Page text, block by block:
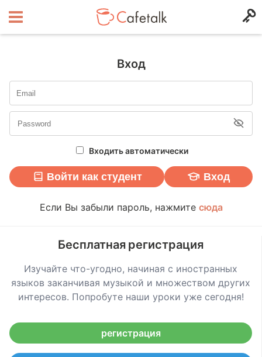
Бесплатная регистрация
Изучайте что-угодно, начиная с иностранных
языков заканчивая музыкой и множеством других
интересов. Попробуте наши уроки уже сегодня!
регистрация
Вход
Входить автоматически
Войти как студент Вход
Если Вы забыли пароль, нажмите сюда